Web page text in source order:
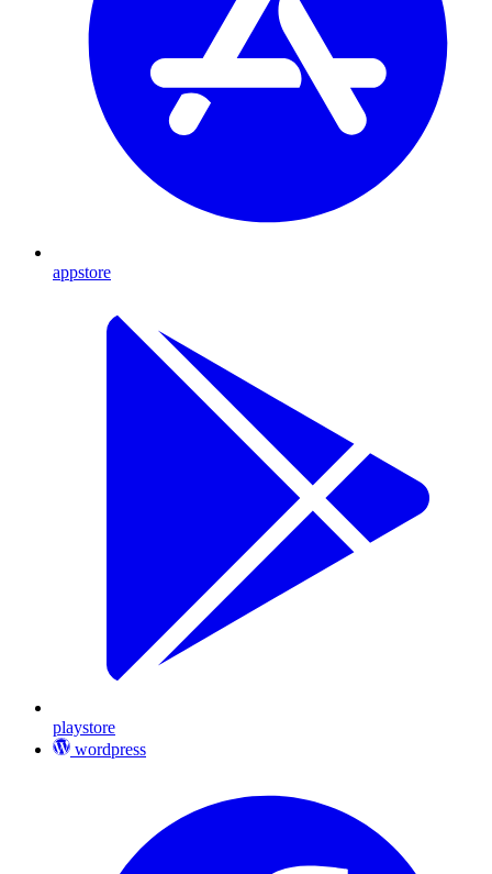
appstore
playstore
wordpress